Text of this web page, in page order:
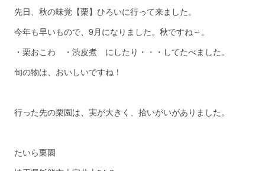
先日、秋の味覚【栗】ひろいに行って来ました。
今年も早いもので、9月になりました。秋ですね～。
・栗おこわ ・渋皮煮 にしたり・・・してたべました。
旬の物は、おいしいですね！
行った先の栗園は、実が大きく、拾いがいがありました。
たいら栗園